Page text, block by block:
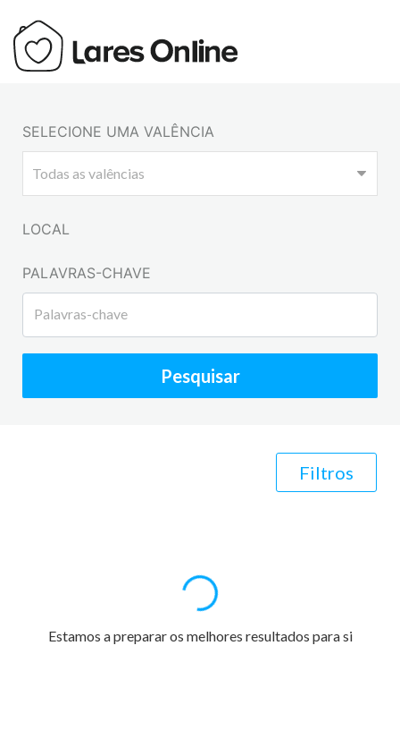
SELECIONE UMA VALÊNCIA
LOCAL
PALAVRAS-CHAVE
Pesquisar
Filtros
Estamos a preparar os melhores resultados para si